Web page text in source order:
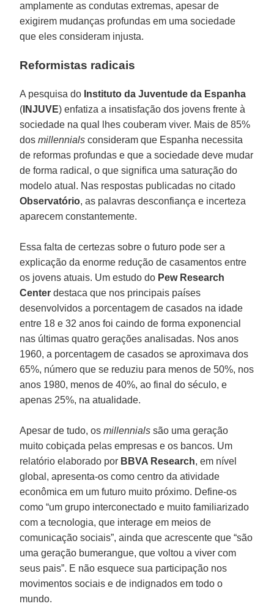
amplamente as condutas extremas, apesar de
exigirem mudanças profundas em uma sociedade
que eles consideram injusta.
Reformistas radicais
A pesquisa do Instituto da Juventude da Espanha
( INJUVE) enfatiza a insatisfação dos jovens frente à
sociedade na qual lhes couberam viver. Mais de 85%
dosmillennials consideram que Espanha necessita
de reformas profundas e que a sociedade deve mudar
de forma radical, o que significa uma saturação do
modelo atual. Nas respostas publicadas no citado
Observatório, as palavras desconfiança e incerteza
aparecem constantemente.
Essa falta de certezas sobre o futuro pode ser a
explicação da enorme redução de casamentos entre
os jovens atuais. Um estudo do Pew Research
Center destaca que nos principais países
desenvolvidos a porcentagem de casados na idade
entre 18 e 32 anos foi caindo de forma exponencial
nas últimas quatro gerações analisadas. Nos anos
1960, a porcentagem de casados se aproximava dos
65%, número que se reduziu para menos de 50%, nos
anos 1980, menos de 40%, ao final do século, e
apenas 25%, na atualidade.
Apesar de tudo, osmillennials são uma geração
muito cobiçada pelas empresas e os bancos. Um
relatório elaborado por BBVA Research, em nível
global, apresenta-os como centro da atividade
econômica em um futuro muito próximo. Define-os
como “um grupo interconectado e muito familiarizado
com a tecnologia, que interage em meios de
comunicação sociais”, ainda que acrescente que “são
uma geração bumerangue, que voltou a viver com
seus pais”. E não esquece sua participação nos
movimentos sociais e de indignados em todo o
mundo.